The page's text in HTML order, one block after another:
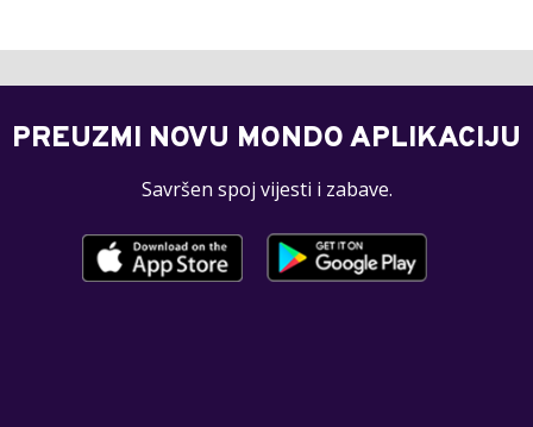
PREUZMI NOVU MONDO APLIKACIJU
Savršen spoj vijesti i zabave.